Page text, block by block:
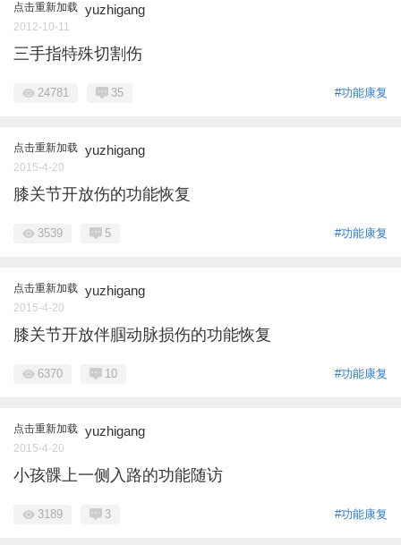
点击重新加载 yuzhigang
2012-10-11
三手指特殊切割伤
#功能康复
24781 35
点击重新加载 yuzhigang
2015-4-20
膝关节开放伤的功能恢复
#功能康复
3539 5
点击重新加载 yuzhigang
2015-4-20
膝关节开放伴腘动脉损伤的功能恢复
#功能康复
6370 10
点击重新加载 yuzhigang
2015-4-20
小孩髁上一侧入路的功能随访
#功能康复
3189 3